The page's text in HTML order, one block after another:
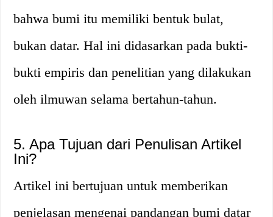
bahwa bumi itu memiliki bentuk bulat,
bukan datar. Hal ini didasarkan pada bukti-
bukti empiris dan penelitian yang dilakukan
oleh ilmuwan selama bertahun-tahun.
5. Apa Tujuan dari Penulisan Artikel
Ini?
Artikel ini bertujuan untuk memberikan
penjelasan mengenai pandangan bumi datar